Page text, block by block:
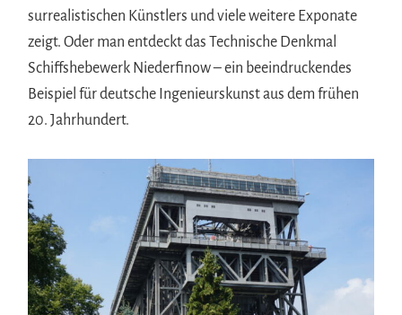
surrealistischen Künstlers und viele weitere Exponate
zeigt. Oder man entdeckt das Technische Denkmal
Schiffshebewerk Niederfinow – ein beeindruckendes
Beispiel für deutsche Ingenieurskunst aus dem frühen
20. Jahrhundert.